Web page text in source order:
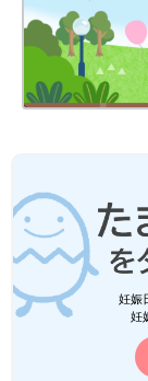
も快適でいられ
も性能もよく、
洗い替え用にも困
妊娠
妊